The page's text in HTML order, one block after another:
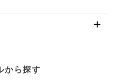
から探す